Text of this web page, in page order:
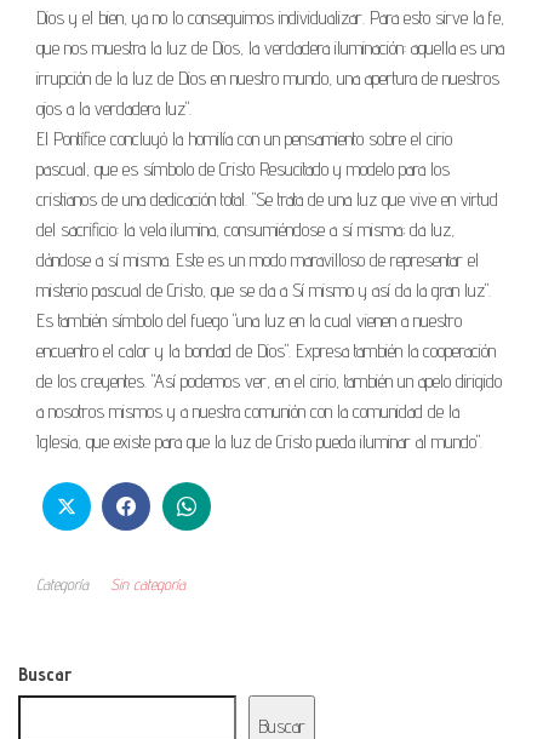
Dios y el bien, ya no lo conseguimos individualizar. Para esto sirve la fe,
que nos muestra la luz de Dios, la verdadera iluminación: aquella es una
irrupción de la luz de Dios en nuestro mundo, una apertura de nuestros
ojos a la verdadera luz".
El Pontífice concluyó la homilía con un pensamiento sobre el cirio
pascual, que es símbolo de Cristo Resucitado y modelo para los
cristianos de una dedicación total. "Se trata de una luz que vive en virtud
del sacrificio: la vela ilumina, consumiéndose a sí misma; da luz,
dándose a sí misma. Este es un modo maravilloso de representar el
misterio pascual de Cristo, que se da a Sí mismo y así da la gran luz".
Es también símbolo del fuego "una luz en la cual vienen a nuestro
encuentro el calor y la bondad de Dios". Expresa también la cooperación
de los creyentes. "Así podemos ver, en el cirio, también un apelo dirigido
a nosotros mismos y a nuestra comunión con la comunidad de la
Iglesia, que existe para que la luz de Cristo pueda iluminar al mundo".
Categoría Sin categoría
Buscar
Buscar